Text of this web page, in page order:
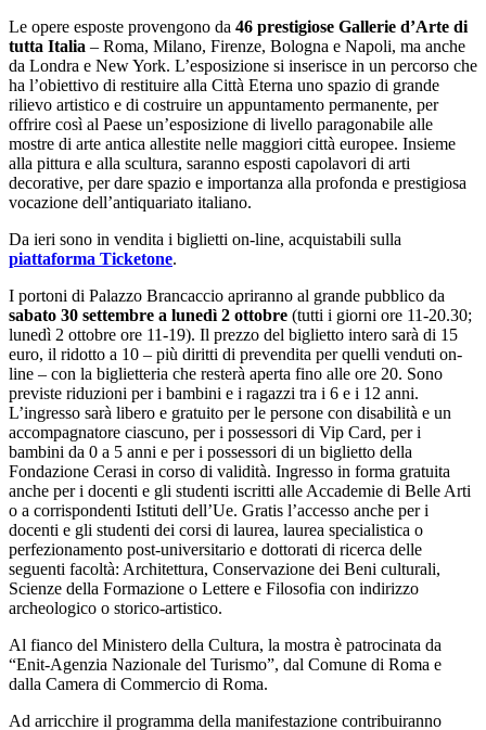
Le opere esposte provengono da 46 prestigiose Gallerie d’Arte di
tutta Italia – Roma, Milano, Firenze, Bologna e Napoli, ma anche
da Londra e New York. L’esposizione si inserisce in un percorso che
ha l’obiettivo di restituire alla Città Eterna uno spazio di grande
rilievo artistico e di costruire un appuntamento permanente, per
offrire così al Paese un’esposizione di livello paragonabile alle
mostre di arte antica allestite nelle maggiori città europee. Insieme
alla pittura e alla scultura, saranno esposti capolavori di arti
decorative, per dare spazio e importanza alla profonda e prestigiosa
vocazione dell’antiquariato italiano.
Da ieri sono in vendita i biglietti on-line, acquistabili sulla
piattaforma Ticketone.
I portoni di Palazzo Brancaccio apriranno al grande pubblico da
sabato 30 settembre a lunedì 2 ottobre (tutti i giorni ore 11-20.30;
lunedì 2 ottobre ore 11-19). Il prezzo del biglietto intero sarà di 15
euro, il ridotto a 10 – più diritti di prevendita per quelli venduti on-
line – con la biglietteria che resterà aperta fino alle ore 20. Sono
previste riduzioni per i bambini e i ragazzi tra i 6 e i 12 anni.
L’ingresso sarà libero e gratuito per le persone con disabilità e un
accompagnatore ciascuno, per i possessori di Vip Card, per i
bambini da 0 a 5 anni e per i possessori di un biglietto della
Fondazione Cerasi in corso di validità. Ingresso in forma gratuita
anche per i docenti e gli studenti iscritti alle Accademie di Belle Arti
o a corrispondenti Istituti dell’Ue. Gratis l’accesso anche per i
docenti e gli studenti dei corsi di laurea, laurea specialistica o
perfezionamento post-universitario e dottorati di ricerca delle
seguenti facoltà: Architettura, Conservazione dei Beni culturali,
Scienze della Formazione o Lettere e Filosofia con indirizzo
archeologico o storico-artistico.
Al fianco del Ministero della Cultura, la mostra è patrocinata da
“Enit-Agenzia Nazionale del Turismo”, dal Comune di Roma e
dalla Camera di Commercio di Roma.
Ad arricchire il programma della manifestazione contribuiranno